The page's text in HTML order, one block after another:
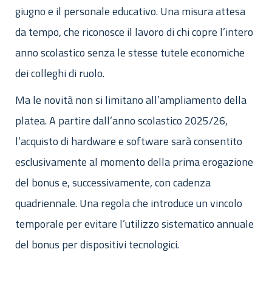
giugno e il personale educativo. Una misura attesa
da tempo, che riconosce il lavoro di chi copre l’intero
anno scolastico senza le stesse tutele economiche
dei colleghi di ruolo.
Ma le novità non si limitano all’ampliamento della
platea. A partire dall’anno scolastico 2025/26,
l’acquisto di hardware e software sarà consentito
esclusivamente al momento della prima erogazione
del bonus e, successivamente, con cadenza
quadriennale. Una regola che introduce un vincolo
temporale per evitare l’utilizzo sistematico annuale
del bonus per dispositivi tecnologici.